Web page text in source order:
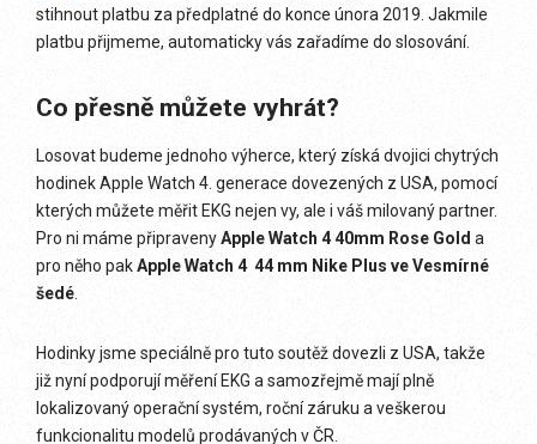
stihnout platbu za předplatné do konce února 2019. Jakmile
platbu přijmeme, automaticky vás zařadíme do slosování.
Co přesně můžete vyhrát?
Losovat budeme jednoho výherce, který získá dvojici chytrých
hodinek Apple Watch 4. generace dovezených z USA, pomocí
kterých můžete měřit EKG nejen vy, ale i váš milovaný partner.
Pro ni máme připravenyApple Watch 4 40mm Rose Gold a
pro něho pakApple Watch 4 44 mm Nike Plus ve Vesmírné
šedé
Hodinky jsme speciálně pro tuto soutěž dovezli z USA, takže
již nyní podporují měření EKG a samozřejmě mají plně
lokalizovaný operační systém, roční záruku a veškerou
funkcionalitu modelů prodávaných v ČR.